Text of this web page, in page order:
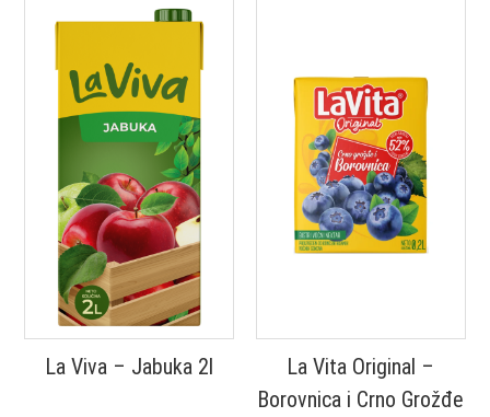
La Viva – Jabuka 2l
La Vita Original –
Borovnica i Crno Grožđe